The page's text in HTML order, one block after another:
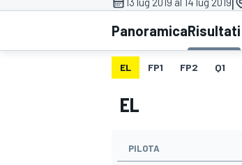
MOTOGP
PanoramicaRisultati
EL FP1 FP2 Q1
EL
PILOTA